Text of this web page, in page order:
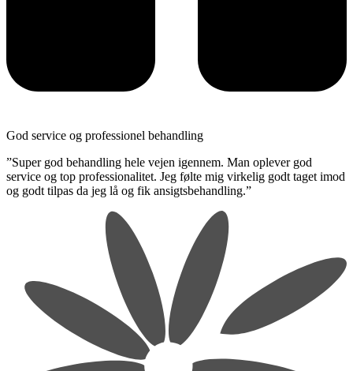
God service og professionel behandling
​”Super god behandling hele vejen igennem. Man oplever god
service og top professionalitet. Jeg følte mig virkelig godt taget imod
og godt tilpas da jeg lå og fik ansigtsbehandling.”